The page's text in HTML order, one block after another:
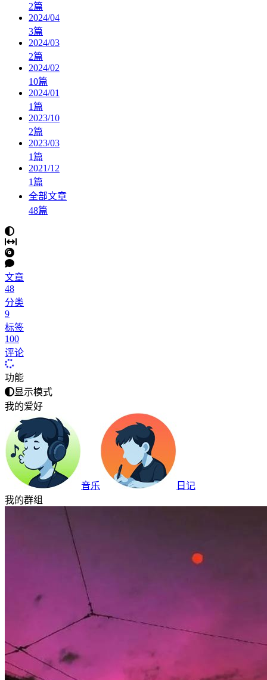
2篇
2024/04
3篇
2024/03
2篇
2024/02
10篇
2024/01
1篇
2023/10
2篇
2023/03
1篇
2021/12
1篇
全部文章
48篇
文章
48
分类
9
标签
100
评论
功能
显示模式
我的爱好
音乐
日记
我的群组